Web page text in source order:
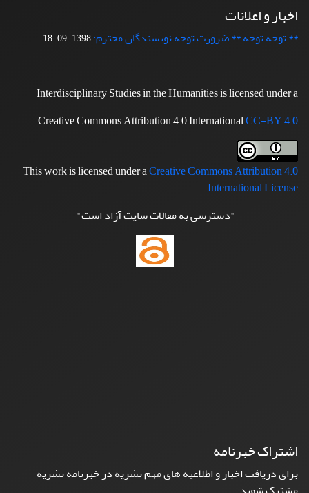
اخبار و اعلانات
** توجه توجه ** ضرورت توجه نویسندگان محترم:1398-09-18
Interdisciplinary Studies in the Humanities is licensed under a
Creative Commons Attribution 4.0 InternationalCC-BY 4.0
This work is licensed under aCreative Commons Attribution 4.0
International License
.
"دسترسی به مقالات سایت آزاد است"
اشتراک خبرنامه
برای دریافت اخبار و اطلاعیه های مهم نشریه در خبرنامه نشریه